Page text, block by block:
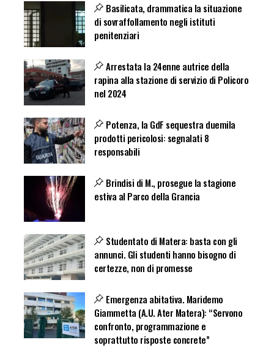
Basilicata, drammatica la situazione
di sovraffollamento negli istituti
penitenziari
Arrestata la 24enne autrice della
rapina alla stazione di servizio di Policoro
nel 2024
Potenza, la GdF sequestra duemila
prodotti pericolosi: segnalati 8
responsabili
Brindisi di M., prosegue la stagione
estiva al Parco della Grancia
Studentato di Matera: basta con gli
annunci. Gli studenti hanno bisogno di
certezze, non di promesse
Emergenza abitativa. Maridemo
Giammetta (A.U. Ater Matera): “Servono
confronto, programmazione e
soprattutto risposte concrete”